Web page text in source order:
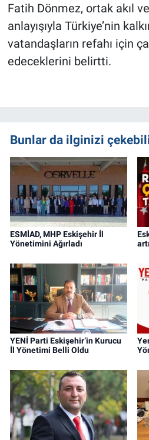
Fatih Dönmez, ortak akıl
anlayışıyla Türkiye’nin
vatandaşların refahı için
edeceklerini belirtti.
Bunlar da ilginizi
ESMİAD, MHP Eskişehir İl
Yönetimini Ağırladı
YENİ Parti Eskişehir’in Kurucu
İl Yönetimi Belli Oldu